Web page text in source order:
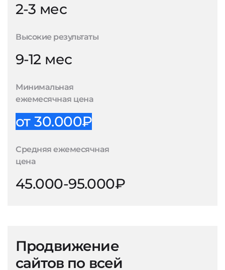
2-3 мес
Высокие результаты
9-12 мес
Минимальная
ежемесячная цена
от 30.000₽
Средняя ежемесячная
цена
45.000-95.000₽
Продвижение
сайтов по всей